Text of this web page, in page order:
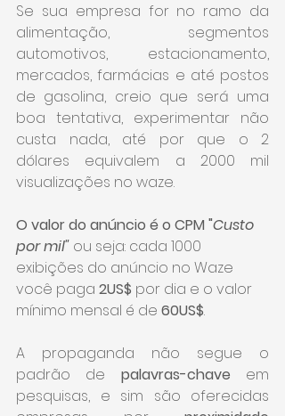
Se sua empresa for no ramo da
alimentação, segmentos
automotivos, estacionamento,
mercados, farmácias e até postos
de gasolina, creio que será uma
boa tentativa, experimentar não
custa nada, até por que o 2
dólares equivalem a 2000 mil
visualizações no waze.
O valor do anúncio é o CPM "Custo
por mil" ou seja: cada 1000
exibições do anúncio no Waze
você paga 2US$ por dia e o valor
mínimo mensal é de 60US$.
A propaganda não segue o
padrão de palavras-chave em
pesquisas, e sim são oferecidas